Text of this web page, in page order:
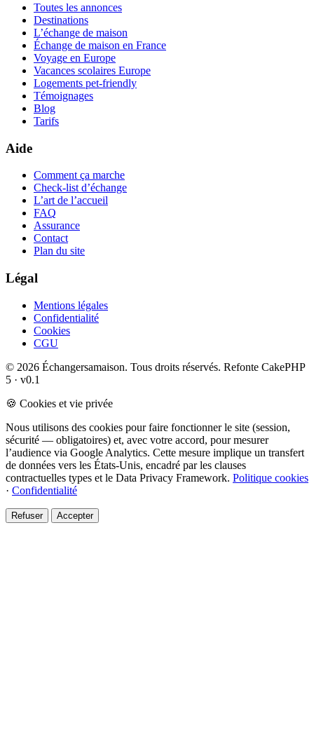
Toutes les annonces
Destinations
L’échange de maison
Échange de maison en France
Voyage en Europe
Vacances scolaires Europe
Logements pet-friendly
Témoignages
Blog
Tarifs
Aide
Comment ça marche
Check-list d’échange
L’art de l’accueil
FAQ
Assurance
Contact
Plan du site
Légal
Mentions légales
Confidentialité
Cookies
CGU
© 2026 Échangersamaison. Tous droits réservés. Refonte CakePHP
5 · v0.1
🍪 Cookies et vie privée
Nous utilisons des cookies pour faire fonctionner le site (session,
sécurité — obligatoires) et, avec votre accord, pour mesurer
l’audience via Google Analytics. Cette mesure implique un transfert
de données vers les États-Unis, encadré par les clauses
contractuelles types et le Data Privacy Framework. Politique cookies
· Confidentialité
Refuser Accepter